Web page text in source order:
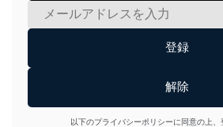
以下のプライバシーポリシーに同意の上、